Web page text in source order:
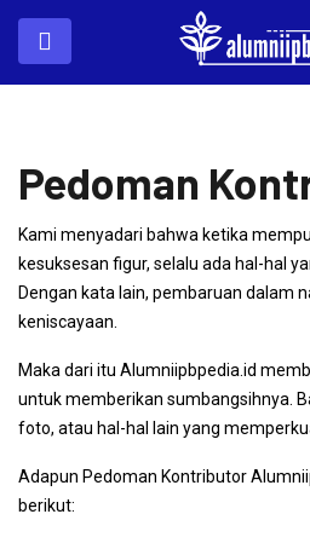
Pedoman
Kami menyadari bahwa ketika
kesuksesan figur, selalu ada hal-hal
Dengan kata lain, pembaruan dalam
keniscayaan.
Maka dari itu Alumniipbpedia.id
untuk memberikan sumbangsihnya.
foto, atau hal-hal lain yang
Adapun Pedoman Kontributor
berikut: